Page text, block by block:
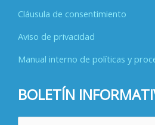
Cláusula de consentimiento
Aviso de privacidad
Manual interno de políticas y
BOLETÍN